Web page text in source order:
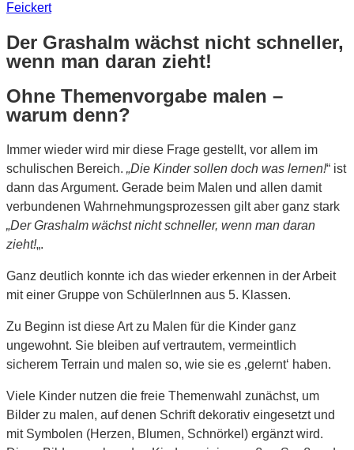
Feickert
Der Grashalm wächst nicht schneller,
wenn man daran zieht!
Ohne Themenvorgabe malen –
warum denn?
Immer wieder wird mir diese Frage gestellt, vor allem im
schulischen Bereich. „Die Kinder sollen doch was lernen!“ ist
dann das Argument. Gerade beim Malen und allen damit
verbundenen Wahrnehmungsprozessen gilt aber ganz stark
„Der Grashalm wächst nicht schneller, wenn man daran
zieht!„.
Ganz deutlich konnte ich das wieder erkennen in der Arbeit
mit einer Gruppe von SchülerInnen aus 5. Klassen.
Zu Beginn ist diese Art zu Malen für die Kinder ganz
ungewohnt. Sie bleiben auf vertrautem, vermeintlich
sicherem Terrain und malen so, wie sie es ‚gelernt‘ haben.
Viele Kinder nutzen die freie Themenwahl zunächst, um
Bilder zu malen, auf denen Schrift dekorativ eingesetzt und
mit Symbolen (Herzen, Blumen, Schnörkel) ergänzt wird.